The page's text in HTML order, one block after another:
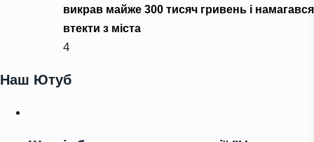
викрав майже 300 тисяч гривень і намагався
втекти з міста
4
Наш Ютуб